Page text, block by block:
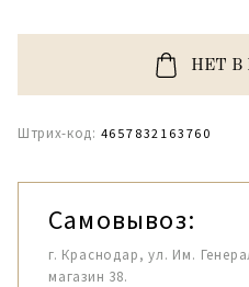
НЕТ
Штрих-код: 4657832163760
Самовывоз:
г. Краснодар, ул. Им.
магазин 38.